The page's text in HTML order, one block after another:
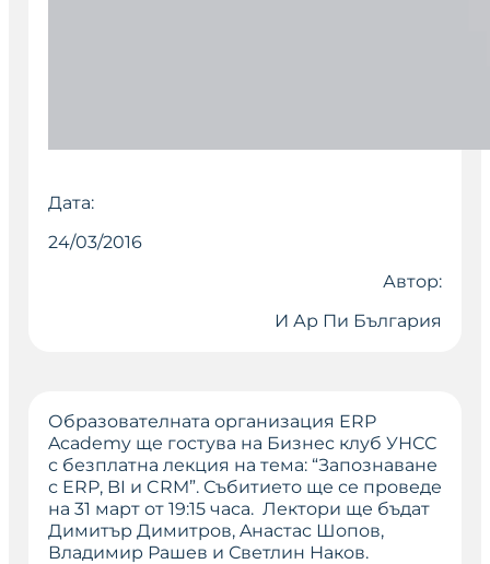
Дата:
24/03/2016
Автор:
И Ар Пи България
Образователната организация ERP
Academy ще гостува на Бизнес клуб УНСС
с безплатна лекция на тема: “Запознаване
с ERP, BI и CRM”. Събитието ще се проведе
на 31 март от 19:15 часа. Лектори ще бъдат
Димитър Димитров, Aнастас Шопов,
Владимир Рашев и Светлин Наков.